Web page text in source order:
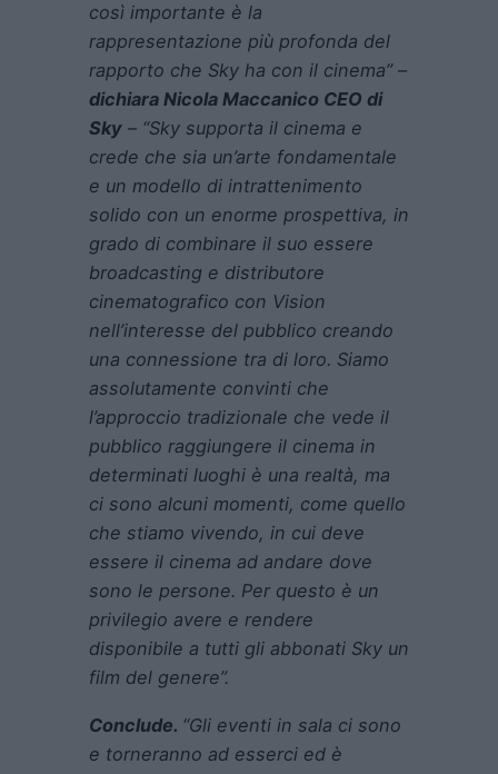
così importante è la
rappresentazione più profonda del
rapporto che Sky ha con il cinema”–
dichiara Nicola Maccanico CEO di
Sky – “Sky supporta il cinema e
crede che sia un’arte fondamentale
e un modello di intrattenimento
solido con un enorme prospettiva, in
grado di combinare il suo essere
broadcasting e distributore
cinematografico con Vision
nell’interesse del pubblico creando
una connessione tra di loro. Siamo
assolutamente convinti che
l’approccio tradizionale che vede il
pubblico raggiungere il cinema in
determinati luoghi è una realtà, ma
ci sono alcuni momenti, come quello
che stiamo vivendo, in cui deve
essere il cinema ad andare dove
sono le persone. Per questo è un
privilegio avere e rendere
disponibile a tutti gli abbonati Sky un
film del genere”.
Conclude. “Gli eventi in sala ci sono
e torneranno ad esserci ed è